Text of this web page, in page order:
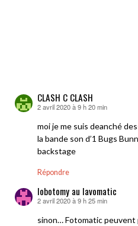
CLASH C CLASH
dit :
2 avril 2020 à 9 h 20 min
moi je me suis deanché
la bande son d’1 Bugs
backstage
Répondre
lobotomy au lavomatic
dit :
2 avril 2020 à 9 h 25 min
sinon… Fotomatic peuvent